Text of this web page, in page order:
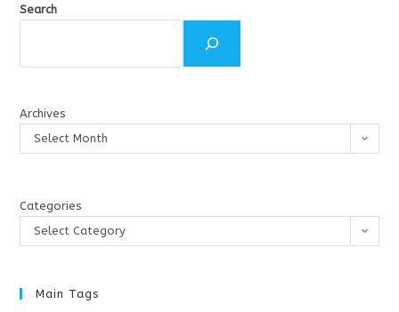
Search
Archives
Select Month
Categories
Select Category
Main Tags